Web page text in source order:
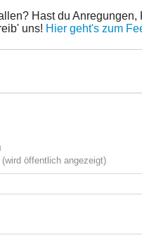
Hast du Anregungen,
uns! Hier geht's zum
öffentlich angezeigt)